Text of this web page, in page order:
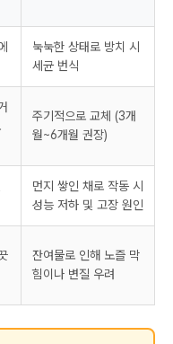
눅눅한 상태로 방치 시
세균 번식
주기적으로 교체 (3개
월~6개월 권장)
먼지 쌓인 채로 작동 시
성능 저하 및 고장 원인
잔여물로 인해 노즐 막
힘이나 변질 우려